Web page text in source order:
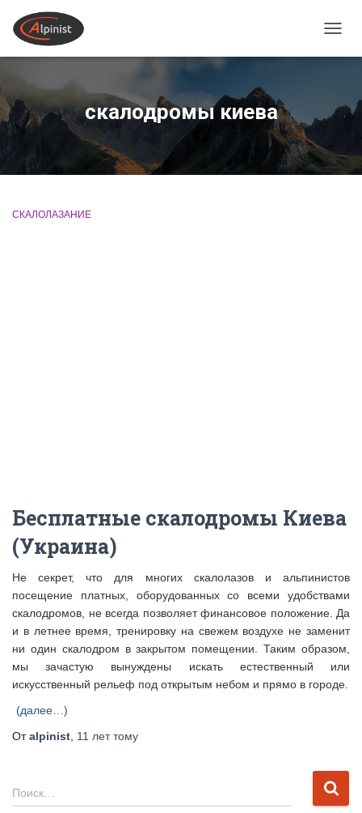
скалодромы киева
СКАЛОЛАЗАНИЕ
Бесплатные скалодромы Киева
(Украина)
Не секрет, что для многих скалолазов и альпинистов
посещение платных, оборудованных со всеми удобствами
скалодромов, не всегда позволяет финансовое положение. Да
и в летнее время, тренировку на свежем воздухе не заменит
ни один скалодром в закрытом помещении. Таким образом,
мы зачастую вынуждены искать естественный или
искусственный рельеф под открытым небом и прямо в городе.
(далее…)
Отalpinist 11 леттому
Н
а
Поиск…